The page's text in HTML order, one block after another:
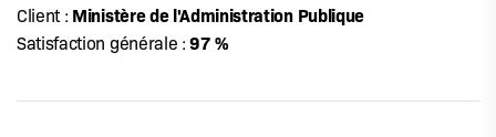
Client : Ministère de l'Administration Publique
Satisfaction générale :97 %